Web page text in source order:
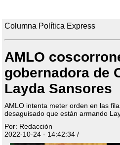
Columna Política Express
AMLO
gobernadora de
Layda Sansores
AMLO intenta meter orden en las
desaguisado que están armando
Por: Redacción
2022-10-24 - 14:42:34 /